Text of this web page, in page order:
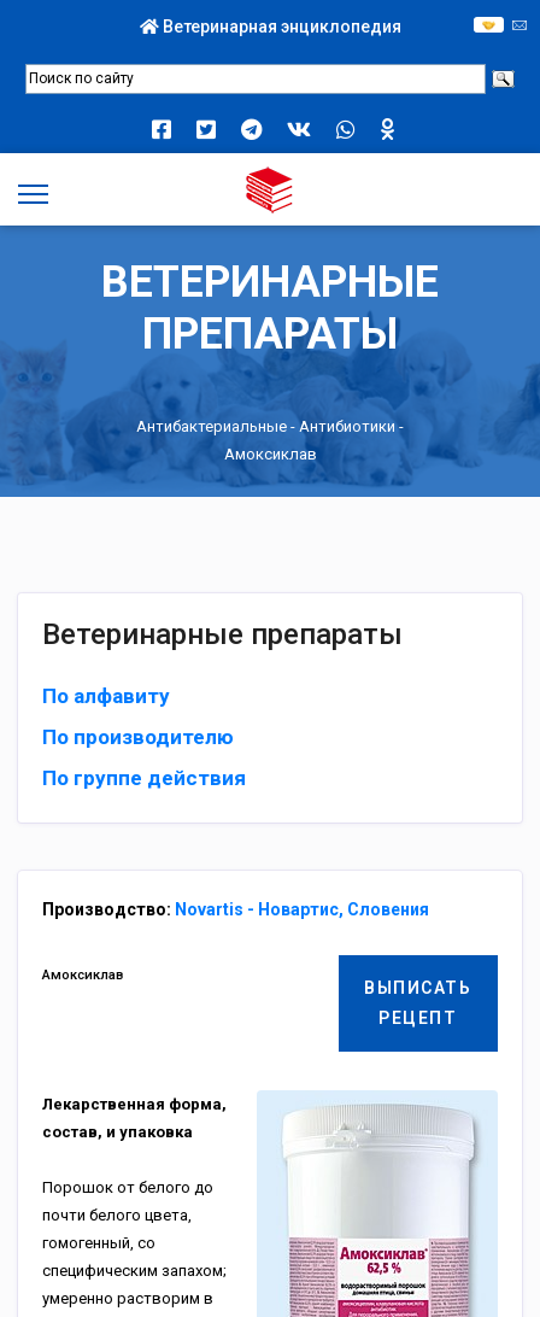
Ветеринарная энциклопедия
ВЕТЕРИНАРНЫЕ
ПРЕПАРАТЫ
Антибактериальные - Антибиотики-
Амоксиклав
Ветеринарные препараты
По алфавиту
По производителю
По группе действия
Производство: Novartis - Новартис, Словения
ВЫПИСАТЬ
РЕЦЕПТ
Амоксиклав
Лекарственная форма,
состав, и упаковка
Порошок от белого до
почти белого цвета,
гомогенный, со
специфическим запахом;
умеренно растворим в